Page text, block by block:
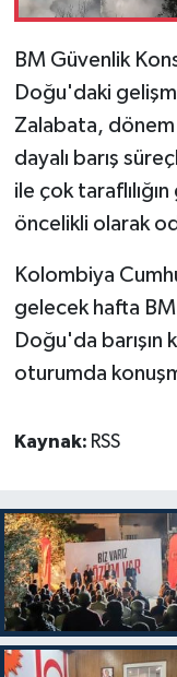
BM Güvenlik
Doğu'daki
Zalabata, dönem
dayalı barış
ile çok
öncelikli olarak
Kolombiya
gelecek hafta
Doğu'da barışın
oturumda
Kaynak: RSS